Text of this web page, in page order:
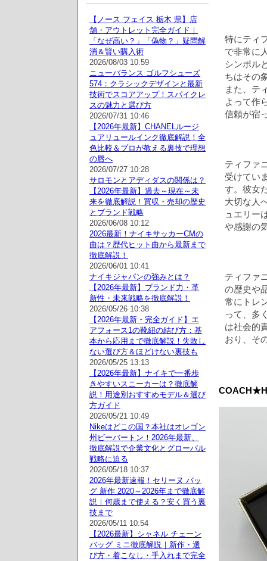
特にティ
で非常に
シンボル
ちはその
また、テ
よって作
信頼が宿
ティファ
受けてい
す。彼女
大切な人
ュエリー
や感謝の
ティファ
の歴史や
常にトレ
って、多
は社会的
おり、そ
【ノース フェイス 栃木 県】店
舗・アウトレット完全ガイド｜
「なぜ高い？」「偽物？」疑問解
消＆賢い購入術
2026/08/03 10:59
ニューバランス ゴルフシューズ
574：クラシックデザインと最新
技術でスコアアップ！スパイクレ
スの魅力と選び方
2026/07/31 10:46
【2026年最新】CHANELルージ
ュアリュールインク徹底解説！全
色比較＆プロが教える裏技で理想
の唇へ
2026/07/27 10:28
サロモンとアディダスの関係は？
【2026年最新】過去～現在～未
来を徹底解説！買収・売却の歴史
とブランド戦略
2026/06/08 10:12
2026最新！ナイキサッカーCMの
曲は？歴代ヒット曲から最新まで
徹底解説！
2026/06/01 10:41
ナイキジャパンの強みとは？
【2026年最新】ブランド力・革
新性・未来戦略を徹底解説！
2026/05/26 10:38
【2026年最新・完全ガイド】エ
アフォース1の靴紐の結び方：基
本から応用まで徹底解説！失敗し
ない選び方＆ほどけない裏技も
2026/05/25 13:13
【2026年最新】ナイキで一番歩
きやすいスニーカーは？徹底解
説！用途別おすすめモデル＆選び
方ガイド
2026/05/21 10:49
Nikeはどこの国？本社はオレゴン
州ビーバートン！2026年最新、
徹底解説で企業文化とグローバル
戦略に迫る
2026/05/18 10:37
2026年最新速報！セリーヌ バッ
グ 新作 2020～2026年まで徹底解
説｜何歳まで使える？安く買う裏
技まで
2026/05/11 10:54
【2026最新】シャネル チェーン
バッグ ミニ徹底解説｜新作・選
び方・着こなし・手入れまで完全